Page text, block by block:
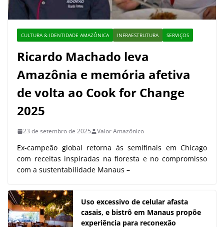
CULTURA & IDENTIDADE AMAZÔNICA INFRAESTRUTURA SERVIÇOS
Ricardo Machado leva
Amazônia e memória afetiva
de volta ao Cook for Change
2025
23 de setembro de 2025 Valor Amazônico
Ex-campeão global retorna às semifinais em Chicago
com receitas inspiradas na floresta e no compromisso
com a sustentabilidade Manaus –
Uso excessivo de celular afasta
casais, e bistrô em Manaus propõe
experiência para reconexão